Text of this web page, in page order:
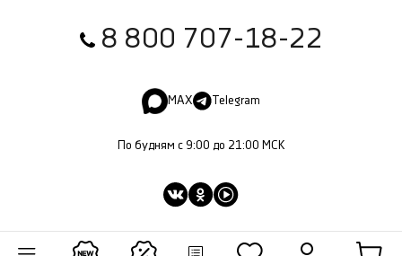
8 800 707-18-22
MAX Telegram
По будням с 9:00 до 21:00 МСК